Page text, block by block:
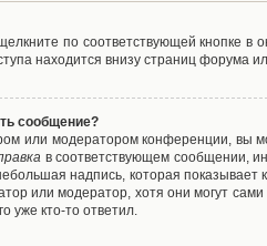
по соответствующей кнопке в
находится внизу страниц форума
сообщение?
или модератором конференции, вы
в соответствующем сообщении,
надпись, которая показывает
или модератор, хотя они могут
уже кто-то ответил.